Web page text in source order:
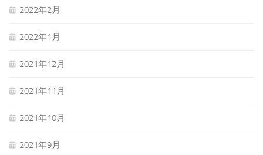
2022年2月
2022年1月
2021年12月
2021年11月
2021年10月
2021年9月